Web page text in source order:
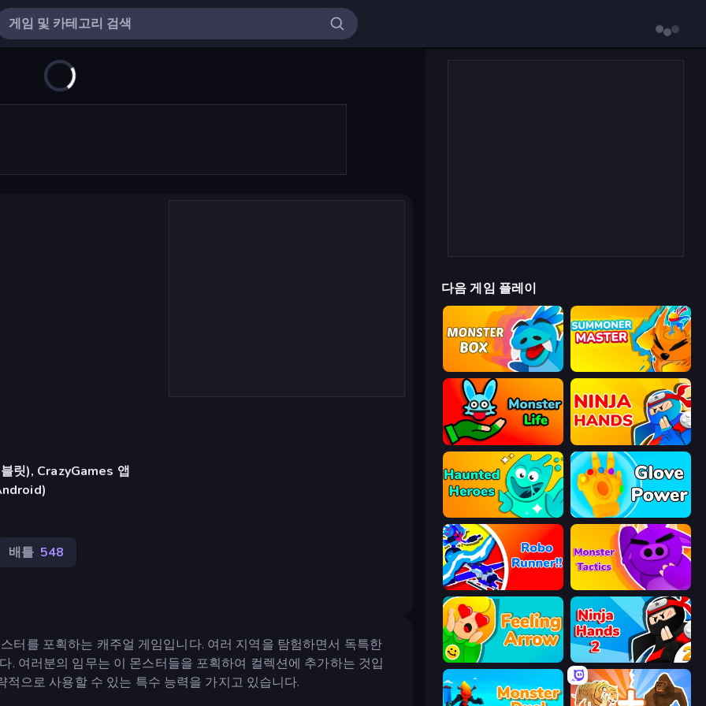
릿), CrazyGames 앱
배틀 548
터를 포획하는 캐주얼 게임입니다. 여러 지역을 탐험하면서 독특한
. 여러분의 임무는 이 몬스터들을 포획하여 컬렉션에 추가하는 것입
으로 사용할 수 있는 특수 능력을 가지고 있습니다.
다음 게임 플레이
Monster Box Summoner Master
Monster Life Ninja Hands
Haunted Heroes Glove Power
Robo Runner Monsters Tactics
Feeling Arrow Ninja Hands 2